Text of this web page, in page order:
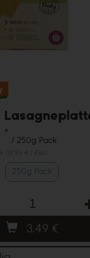
*
/ 250g Pack
250g Pack
3,49 €